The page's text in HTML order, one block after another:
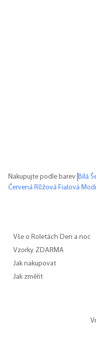
Nakupujte podle barev Bílá
Červená Růžová Fialová
Vše o Roletách Den a noc
Vzorky ZDARMA
Jak nakupovat
Jak změřit